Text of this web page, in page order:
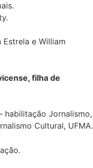
Estrela e William
filha de
habilitação Jornalismo,
Cultural, UFMA.